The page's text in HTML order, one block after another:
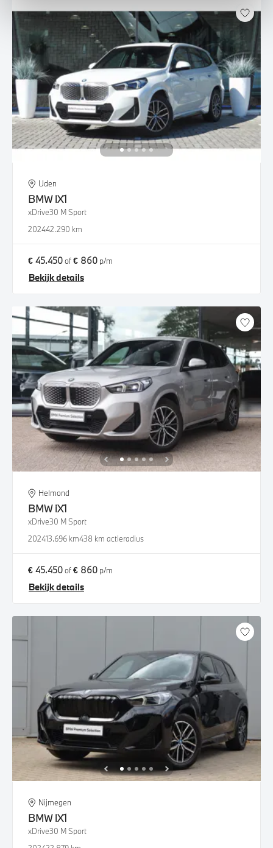
Uden
BMW iX1
xDrive30 M Sport
202442.290 km
€ 45.450of€ 860 p/m
Bekijk details
Helmond
BMW iX1
xDrive30 M Sport
202413.696 km438 km actieradius
€ 45.450of€ 860 p/m
Bekijk details
Nijmegen
BMW iX1
xDrive30 M Sport